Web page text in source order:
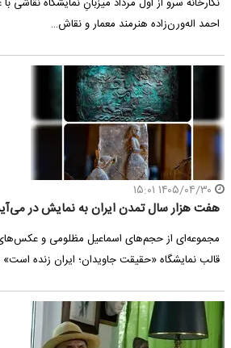
احمد اله‌ورن‌زاده هنرمند معمار و نقاش…
هفت هزار سال تمدن ایران به نمایش در
مجموعه‌ای از حجم‌های اسماعیل مظلومی و
قالب نمایشگاه «حقیقت جاویدان؛ ایران زنده است»